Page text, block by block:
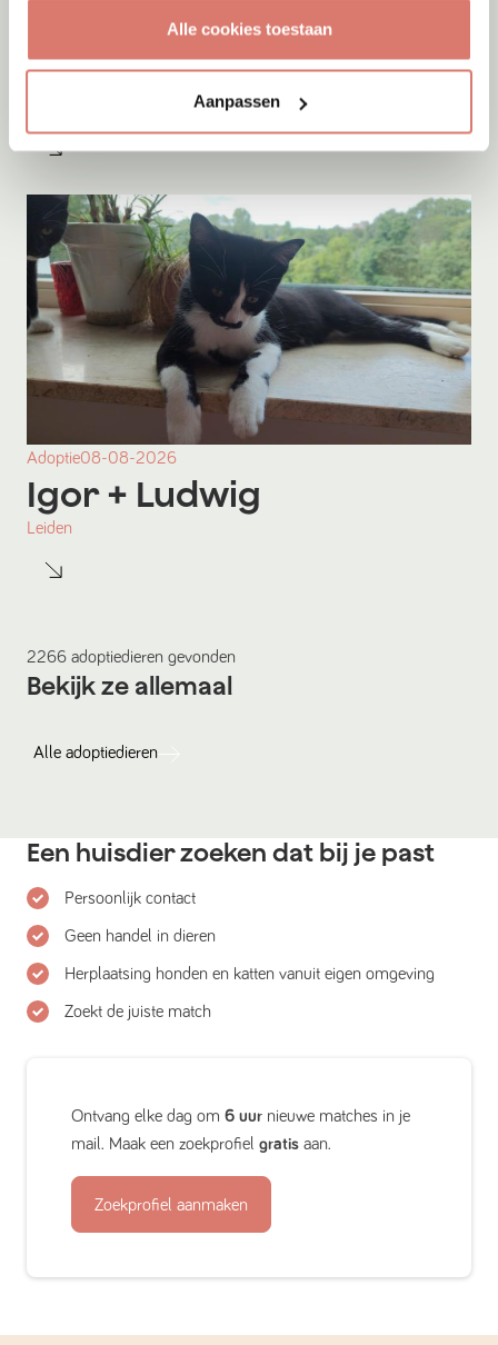
Alle cookies toestaan
Aanpassen
08-08-2026
Ludwig+ Igor
Adoptie08-08-2026
Igor+ Ludwig
Leiden
2266 adoptiedieren gevonden
Bekijk ze allemaal
Alle adoptiedieren
Een huisdier zoeken dat bij je past
Persoonlijk contact
Geen handel in dieren
Herplaatsing honden en katten vanuit eigen omgeving
Zoekt de juiste match
Ontvang elke dag om 6 uur nieuwe matches in je
mail. Maak een zoekprofiel gratis aan.
Zoekprofiel aanmaken